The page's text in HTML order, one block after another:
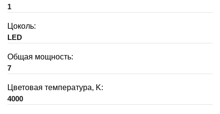
1
Цоколь:
LED
Общая мощность:
7
Цветовая температура, K:
4000